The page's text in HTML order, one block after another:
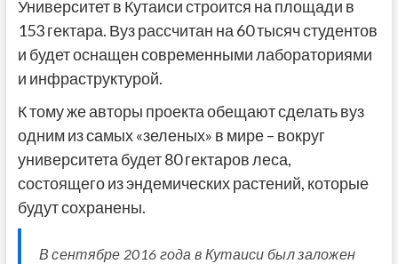
Университет в Кутаиси строится на площади в
153 гектара. Вуз рассчитан на 60 тысяч студентов
и будет оснащен современными лабораториями
и инфраструктурой.
К тому же авторы проекта обещают сделать вуз
одним из самых «зеленых» в мире – вокруг
университета будет 80 гектаров леса,
состоящего из эндемических растений, которые
будут сохранены.
В сентябре 2016 года в Кутаиси был заложен